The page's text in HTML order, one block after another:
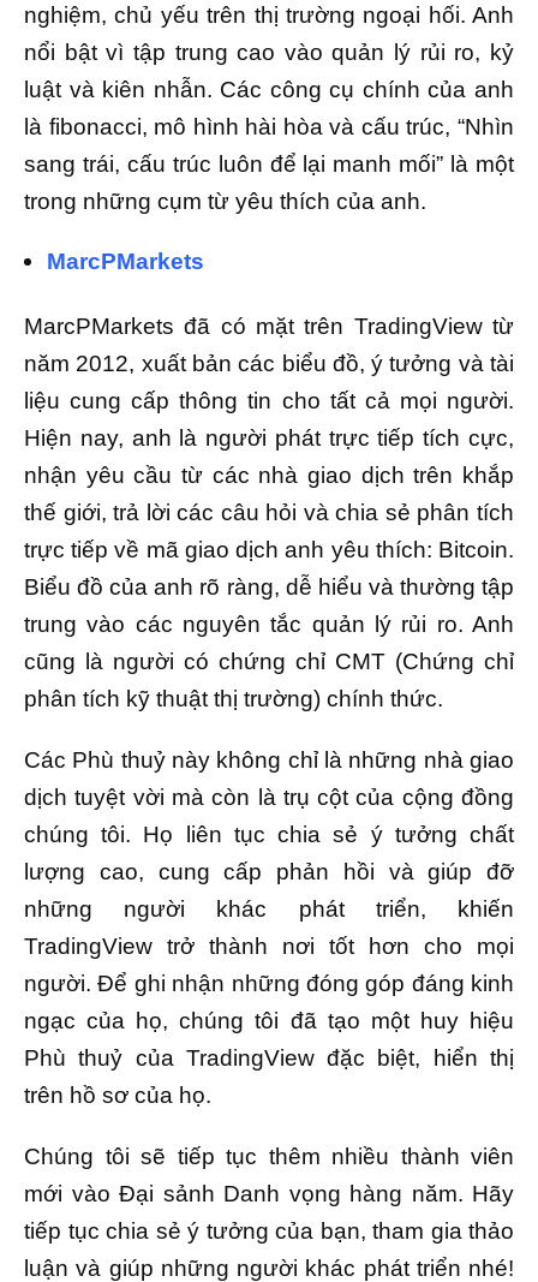
nghiệm, chủ yếu trên thị trường ngoại hối. Anh
nổi bật vì tập trung cao vào quản lý rủi ro, kỷ
luật và kiên nhẫn. Các công cụ chính của anh
là fibonacci, mô hình hài hòa và cấu trúc, “Nhìn
sang trái, cấu trúc luôn để lại manh mối” là một
trong những cụm từ yêu thích của anh.
MarcPMarkets
MarcPMarkets đã có mặt trên TradingView từ
năm 2012, xuất bản các biểu đồ, ý tưởng và tài
liệu cung cấp thông tin cho tất cả mọi người.
Hiện nay, anh là người phát trực tiếp tích cực,
nhận yêu cầu từ các nhà giao dịch trên khắp
thế giới, trả lời các câu hỏi và chia sẻ phân tích
trực tiếp về mã giao dịch anh yêu thích: Bitcoin.
Biểu đồ của anh rõ ràng, dễ hiểu và thường tập
trung vào các nguyên tắc quản lý rủi ro. Anh
cũng là người có chứng chỉ CMT (Chứng chỉ
phân tích kỹ thuật thị trường) chính thức.
Các Phù thuỷ này không chỉ là những nhà giao
dịch tuyệt vời mà còn là trụ cột của cộng đồng
chúng tôi. Họ liên tục chia sẻ ý tưởng chất
lượng cao, cung cấp phản hồi và giúp đỡ
những người khác phát triển, khiến
TradingView trở thành nơi tốt hơn cho mọi
người. Để ghi nhận những đóng góp đáng kinh
ngạc của họ, chúng tôi đã tạo một huy hiệu
Phù thuỷ của TradingView đặc biệt, hiển thị
trên hồ sơ của họ.
Chúng tôi sẽ tiếp tục thêm nhiều thành viên
mới vào Đại sảnh Danh vọng hàng năm. Hãy
tiếp tục chia sẻ ý tưởng của bạn, tham gia thảo
luận và giúp những người khác phát triển nhé!